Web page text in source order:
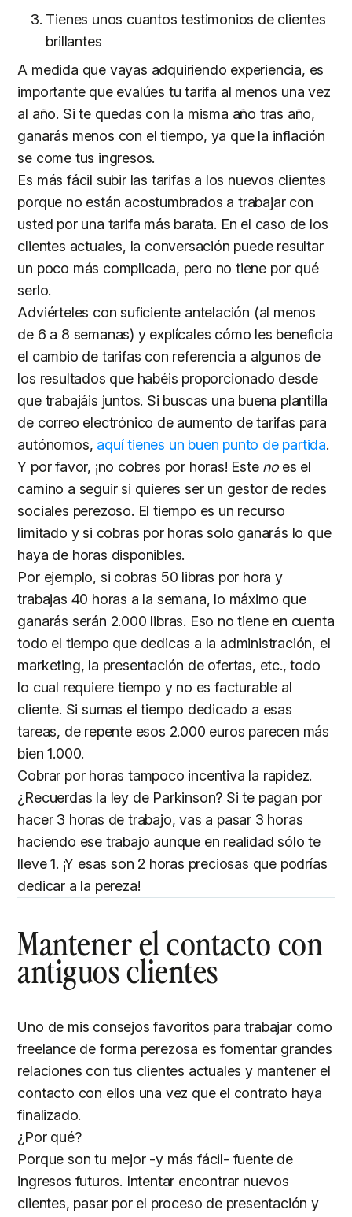
Tienes unos cuantos testimonios de clientes
brillantes
A medida que vayas adquiriendo experiencia, es
importante que evalúes tu tarifa al menos una vez
al año. Si te quedas con la misma año tras año,
ganarás menos con el tiempo, ya que la inflación
se come tus ingresos.
Es más fácil subir las tarifas a los nuevos clientes
porque no están acostumbrados a trabajar con
usted por una tarifa más barata. En el caso de los
clientes actuales, la conversación puede resultar
un poco más complicada, pero no tiene por qué
serlo.
Adviérteles con suficiente antelación (al menos
de 6 a 8 semanas) y explícales cómo les beneficia
el cambio de tarifas con referencia a algunos de
los resultados que habéis proporcionado desde
que trabajáis juntos. Si buscas una buena plantilla
de correo electrónico de aumento de tarifas para
autónomos, aquí tienes un buen punto de partida.
Y por favor, ¡no cobres por horas! Este noes el
camino a seguir si quieres ser un gestor de redes
sociales perezoso. El tiempo es un recurso
limitado y si cobras por horas solo ganarás lo que
haya de horas disponibles.
Por ejemplo, si cobras 50 libras por hora y
trabajas 40 horas a la semana, lo máximo que
ganarás serán 2.000 libras. Eso no tiene en cuenta
todo el tiempo que dedicas a la administración, el
marketing, la presentación de ofertas, etc., todo
lo cual requiere tiempo y no es facturable al
cliente. Si sumas el tiempo dedicado a esas
tareas, de repente esos 2.000 euros parecen más
bien 1.000.
Cobrar por horas tampoco incentiva la rapidez.
¿Recuerdas la ley de Parkinson? Si te pagan por
hacer 3 horas de trabajo, vas a pasar 3 horas
haciendo ese trabajo aunque en realidad sólo te
lleve 1. ¡Y esas son 2 horas preciosas que podrías
dedicar a la pereza!
Mantener el contacto con
antiguos clientes
Uno de mis consejos favoritos para trabajar como
freelance de forma perezosa es fomentar grandes
relaciones con tus clientes actuales y mantener el
contacto con ellos una vez que el contrato haya
finalizado.
¿Por qué?
Porque son tu mejor -y más fácil- fuente de
ingresos futuros. Intentar encontrar nuevos
clientes, pasar por el proceso de presentación y